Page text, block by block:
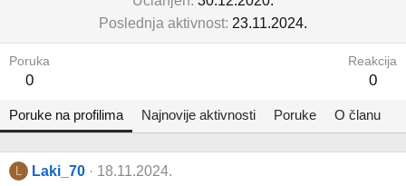
Poslednja aktivnost 23.11.2024.
Poruka
0
Reakcija
0
Poruke na profilima Najnovije aktivnosti Poruke O članu
L Laki_70
18.11.2024.